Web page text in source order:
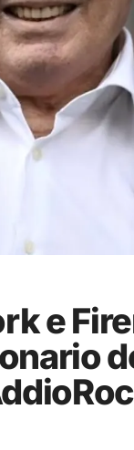
e